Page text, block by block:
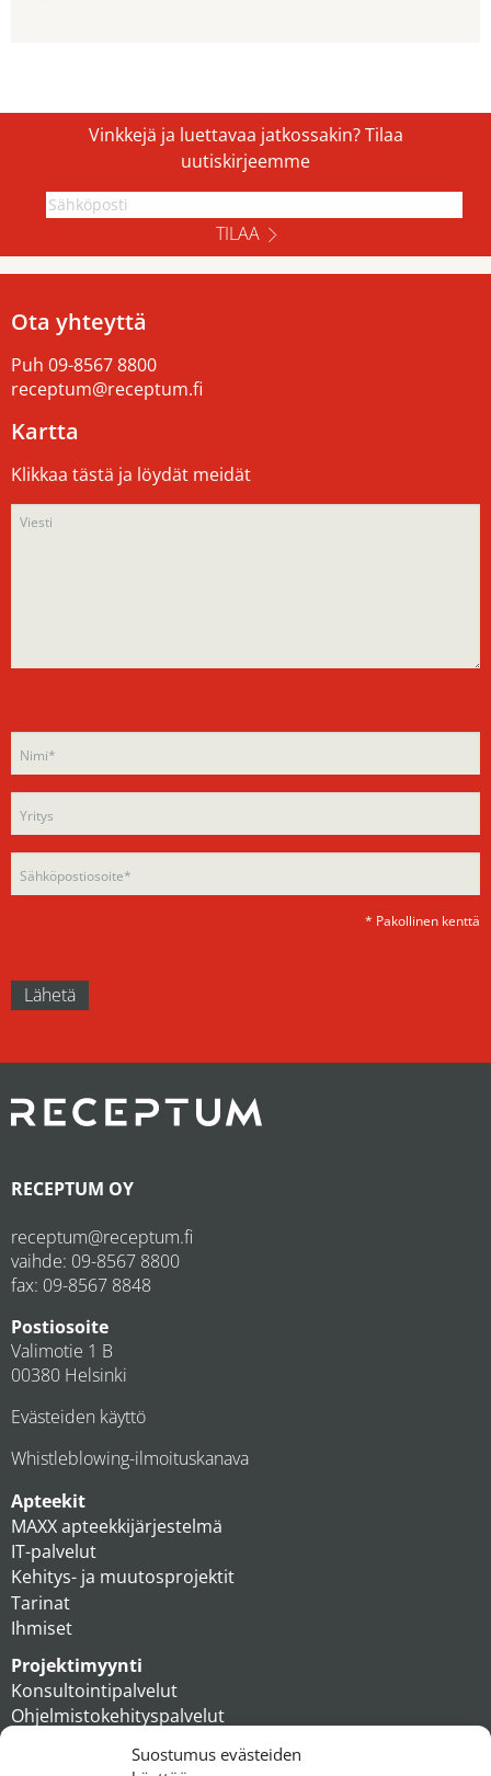
Suostumus evästeiden
Vinkkejä ja luettavaa jatkossakin? Tilaa
uutiskirjeemme
TILAA
Ota yhteyttä
Puh 09-8567 8800
receptum@receptum.fi
Kartta
Klikkaa tästä ja löydät meidät
leave
this
empty.
Please
leave
field
empty.
* Pakollinen kenttä
RECEPTUM OY
receptum@receptum.fi
vaihde: 09-8567 8800
fax: 09-8567 8848
Postiosoite
Valimotie 1 B
00380 Helsinki
Evästeiden käyttö
Whistleblowing-ilmoituskanava
Apteekit
MAXX apteekkijärjestelmä
IT-palvelut
Kehitys- ja muutosprojektit
Tarinat
Ihmiset
Projektimyynti
Konsultointipalvelut
Ohjelmistokehityspalvelut